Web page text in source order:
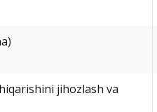
jihozlash va